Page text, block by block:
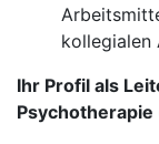
kollegialen
Ihr Profil als